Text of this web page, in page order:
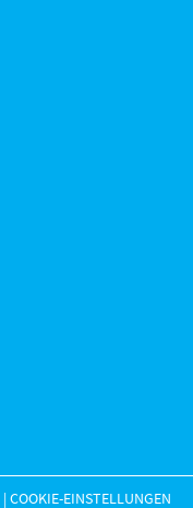
|COOKIE-EINSTELLUNGEN